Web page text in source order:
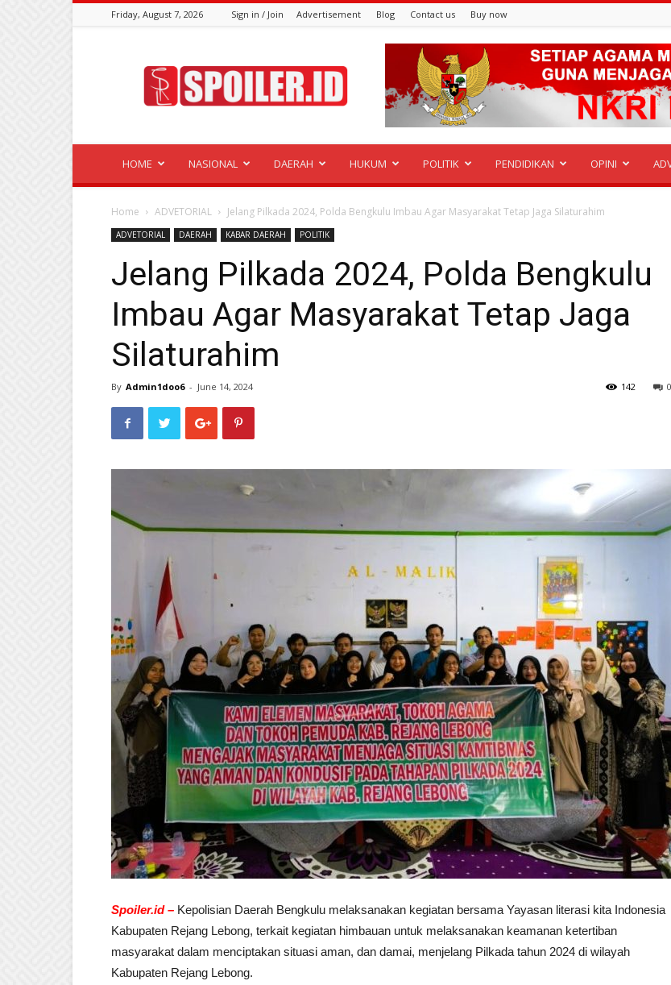
Friday, August 7, 2026 Sign in / Join Advertisement Blog Contact us Buy now
HOME NASIONAL DAERAH HUKUM POLITIK PENDIDIKAN OPINI
Home ADVETORIAL Jelang Pilkada 2024, Polda Bengkulu Imbau Agar Masyarakat Tetap Jaga Silaturahim
ADVETORIAL DAERAH KABAR DAERAH POLITIK
Jelang Pilkada 2024, Polda Bengkulu
Imbau Agar Masyarakat Tetap Jaga
Silaturahim
By Admin1doo6 - June 14, 2024 0
142
Spoiler.id – Kepolisian Daerah Bengkulu melaksanakan kegiatan bersama Yayasan literasi kita Indonesia
Kabupaten Rejang Lebong, terkait kegiatan himbauan untuk melaksanakan keamanan ketertiban
masyarakat dalam menciptakan situasi aman, dan damai, menjelang Pilkada tahun 2024 di wilayah
Kabupaten Rejang Lebong.